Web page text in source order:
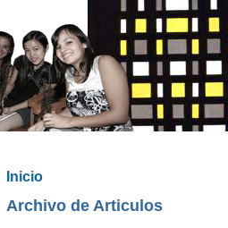
Inicio
Archivo de Articulos